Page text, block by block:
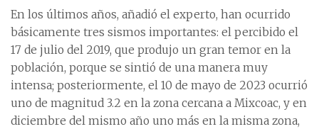
En los últimos años, añadió el experto, han ocurrido
básicamente tres sismos importantes: el percibido el
17 de julio del 2019, que produjo un gran temor en la
población, porque se sintió de una manera muy
intensa; posteriormente, el 10 de mayo de 2023 ocurrió
uno de magnitud 3.2 en la zona cercana a Mixcoac, y en
diciembre del mismo año uno más en la misma zona,